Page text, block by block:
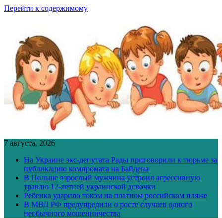
Перейти к содержимому
7 августа, 2026
На Украине экс-депутата Рады приговорили к тюрьме за
публикацию компромата на Байдена
В Польше взрослый мужчина устроил агрессивную
травлю 12-летней украинской девочки
Ребенка ударило током на платном российском пляже
В МВД РФ предупредили о росте случаев одного
необычного мошенничества